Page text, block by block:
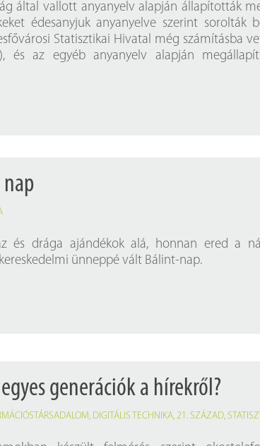
által vallott anyanyelv alapján állapították
édesanyjuk anyanyelve szerint sorolták
Statisztikai Hivatal még számításba
és az egyéb anyanyelv alapján
és drága ajándékok alá, honnan ered a
ünneppé vált Bálint-nap.
generációk a hírekről?
, DIGITÁLIS TECHNIKA,21. SZÁZAD,